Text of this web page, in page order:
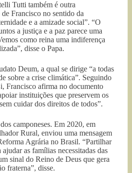
Tutti também é outra
Francisco no sentido da
e a amizade social”. “O
a justiça e a paz parece uma
como reina uma indiferença
disse o Papa.
Deum, a qual se dirige “a todas
sobre a crise climática”. Seguindo
Francisco afirma no documento
instituições que preservem os
cuidar dos direitos de todos”.
camponeses. Em 2020, em
Rural, enviou uma mensagem
Agrária no Brasil. “Partilhar
as famílias necessitadas das
sinal do Reino de Deus que gera
fraterna”, disse.